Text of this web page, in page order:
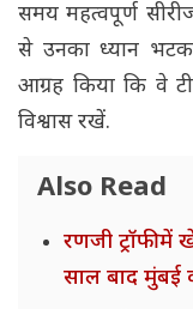
समय महत्वपूर्ण
से उनका ध्यान
आग्रह किया कि वे
विश्वास रखें.
Also Read
रणजी ट्रॉफी
साल बाद मुंबई